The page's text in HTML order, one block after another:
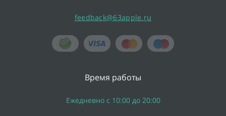
feedback@63apple.ru
Время работы
Ежедневно с 10:00 до 20:00